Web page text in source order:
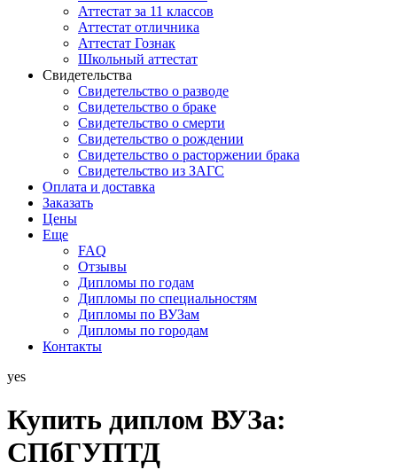
Аттестат за 11 классов
Аттестат отличника
Аттестат Гознак
Школьный аттестат
Свидетельства
Свидетельство о разводе
Свидетельство о браке
Свидетельство о смерти
Свидетельство о рождении
Свидетельство о расторжении брака
Свидетельство из ЗАГС
Оплата и доставка
Заказать
Цены
Еще
FAQ
Отзывы
Дипломы по годам
Дипломы по специальностям
Дипломы по ВУЗам
Дипломы по городам
Контакты
yes
Купить диплом ВУЗа:
СПбГУПТД